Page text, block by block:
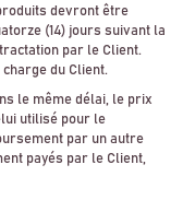
devront être
(14) jours suivant la
par le Client.
du Client.
le même délai, le prix
utilisé pour le
par un autre
payés par le Client,